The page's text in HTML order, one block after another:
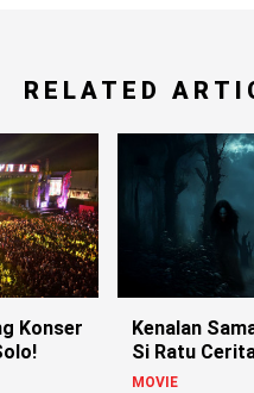
RELATED
Konser
Kenalan
Si Ratu
Indonesia!
MOVIE